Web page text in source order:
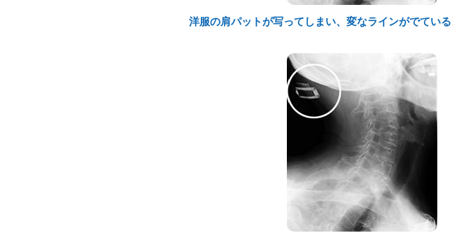
洋服の肩パットが写ってしまい、変なラインがでている